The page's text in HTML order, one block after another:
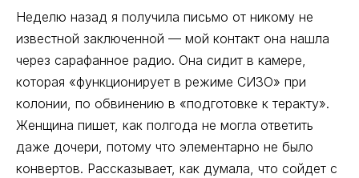
Неделю назад я получила письмо от никому не
известной заключенной — мой контакт она нашла
через сарафанное радио. Она сидит в камере,
которая «функционирует в режиме СИЗО» при
колонии, по обвинению в «подготовке к теракту».
Женщина пишет, как полгода не могла ответить
даже дочери, потому что элементарно не было
конвертов. Рассказывает, как думала, что сойдет с